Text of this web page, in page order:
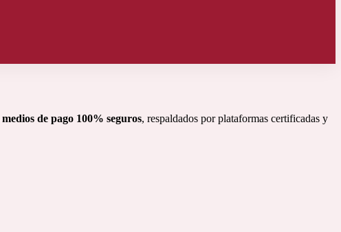
medios de pago 100% seguros, respaldados por plataformas certificadas y